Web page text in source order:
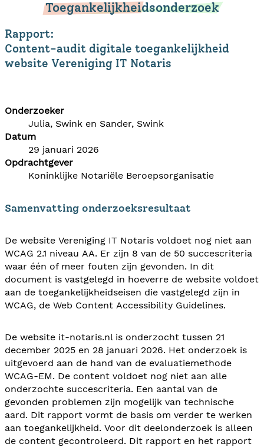
Toegankelijkheidsonderzoek
Rapport:
Content-audit digitale toegankelijkheid
website Vereniging IT Notaris
Onderzoeker
Julia, Swink en Sander, Swink
Datum
29 januari 2026
Opdrachtgever
Koninklijke Notariële Beroepsorganisatie
Samenvatting onderzoeksresultaat
De website Vereniging IT Notaris voldoet nog niet aan
WCAG 2.1 niveau AA. Er zijn 8 van de 50 succescriteria
waar één of meer fouten zijn gevonden. In dit
document is vastgelegd in hoeverre de website voldoet
aan de toegankelijkheidseisen die vastgelegd zijn in
WCAG, de Web Content Accessibility Guidelines.
De website it-notaris.nl is onderzocht tussen 21
december 2025 en 28 januari 2026. Het onderzoek is
uitgevoerd aan de hand van de evaluatiemethode
WCAG-EM. De content voldoet nog niet aan alle
onderzochte succescriteria. Een aantal van de
gevonden problemen zijn mogelijk van technische
aard. Dit rapport vormt de basis om verder te werken
aan toegankelijkheid. Voor dit deelonderzoek is alleen
de content gecontroleerd. Dit rapport en het rapport